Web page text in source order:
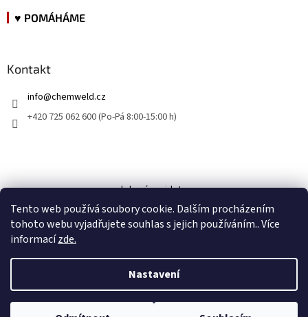
Tento web používá soubory cookie. Dalším procházením
tohoto webu vyjadřujete souhlas s jejich používáním.. Více
informacízde.
Nastavení
♥ POMÁHÁME
Kontakt
info@chemweld.cz
+420 725 062 600 (Po-Pá 8:00-15:00 h)
kde nás najdete
Vytvořil Shoptet